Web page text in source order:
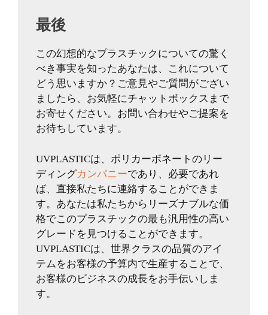
最後
この幻想的なプラスチックについての驚く
べき事実を知ったあなたは、これについて
どう思いますか？ご意見やご質問がござい
ましたら、お気軽にチャットボックスまで
お寄せください。お問い合わせやご提案を
お待ちしています。
UVPLASTICは、ポリカーボネートのリー
ディングカンパニーであり、必要であれ
ば、直接私たちに連絡することができま
す。あなたは私たちからリーズナブルな価
格でこのプラスチックの最も汎用性の高い
グレードを見つけることができます。
UVPLASTICは、世界クラスの品質のアイ
テムをお客様の予算内で生産することで、
お客様のビジネスの成長をお手伝いしま
す。